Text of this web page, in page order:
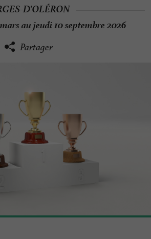
D'OLÉRON
au jeudi 10 septembre 2026
Partager